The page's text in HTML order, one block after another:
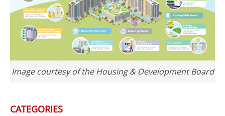
Image courtesy of the Housing & Development Board
CATEGORIES